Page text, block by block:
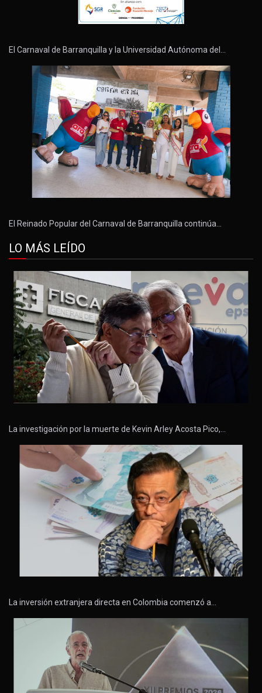
El Carnaval de Barranquilla y la Universidad Autónoma del…
El Reinado Popular del Carnaval de Barranquilla continúa…
LO MÁS LEÍDO
La investigación por la muerte de Kevin Arley Acosta Pico,…
La inversión extranjera directa en Colombia comenzó a…